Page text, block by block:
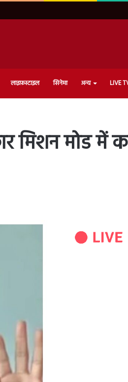
लाइफ़स्टाइल सिनेमा अन्य LIVE
मिशन मोड में